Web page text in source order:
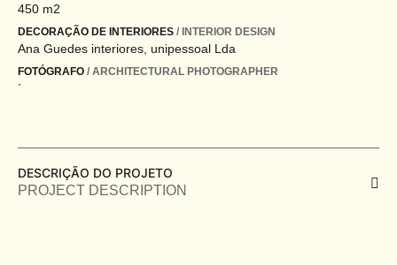
450 m2
DECORAÇÃO DE INTERIORES / INTERIOR DESIGN
Ana Guedes interiores, unipessoal Lda
FOTÓGRAFO / ARCHITECTURAL PHOTOGRAPHER
´
DESCRIÇÃO DO PROJETO
PROJECT DESCRIPTION